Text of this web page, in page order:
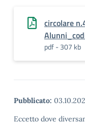
circolare
pdf - 307 kb
Pubblicato:
Eccetto dove